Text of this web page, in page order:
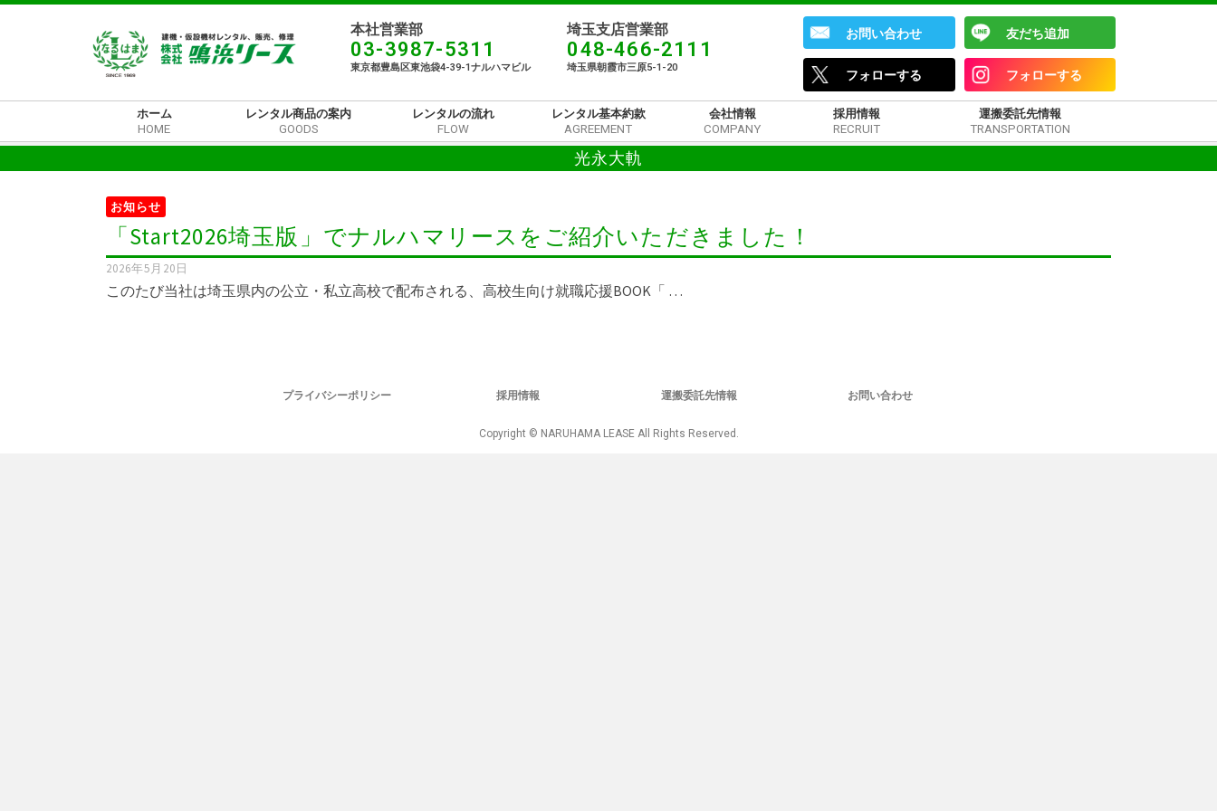
本社営業部​
03-3987-5311
東京都豊島区東池袋4-39-1ナルハマビル​
埼玉支店営業部
048-466-2111
埼玉県朝霞市三原5-1-20
お問い合わせ 友だち追加
フォローする フォローする
ホーム
HOME
レンタル商品の案内
GOODS
レンタルの流れ
FLOW
レンタル基本約款
AGREEMENT
会社情報
COMPANY
採用情報
RECRUIT
運搬委託先情報
TRANSPORTATION
光永大軌
お知らせ
「Start2026埼玉版」でナルハマリースをご紹介いただきました！
2026年5月20日
このたび当社は埼玉県内の公立・私立高校で配布される、高校生向け就職応援BOOK「 …
プライバシーポリシー 採用情報 運搬委託先情報 お問い合わせ
Copyright © NARUHAMA LEASE All Rights Reserved.